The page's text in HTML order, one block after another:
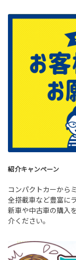
紹介キャンペーン
コンパクトカーから
全搭載車など豊富に
新車や中古車の購入
介ください。